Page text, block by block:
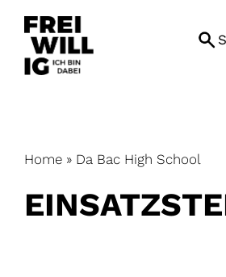
content
Home » Da Bac High School